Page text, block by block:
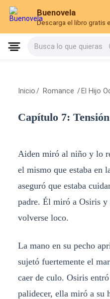
Buenovela
Descarga el libro gratis
Busca lo que quieras
Inicio / Romance / El Hijo
Capítulo 7: Tensión
Aiden miró al niño y lo
el mismo que estaba en
aseguró que estaba
padre. Él miró a Osiris y
volverse loco.
La mano en su pecho
sujetó fuertemente el
caer de culo. Osiris
palidecer, ella miró a su